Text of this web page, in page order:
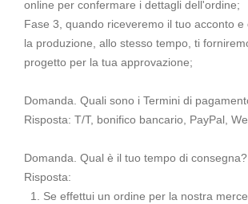
online per confermare i dettagli dell'ordine;
Fase 3, quando riceveremo il tuo acconto
la produzione, allo stesso tempo, ti
progetto per la tua approvazione;
Domanda. Quali sono i Termini di
Risposta: T/T, bonifico bancario, PayPal,
Domanda. Qual è il tuo tempo di consegna?
Risposta:
1. Se effettui un ordine per la nostra